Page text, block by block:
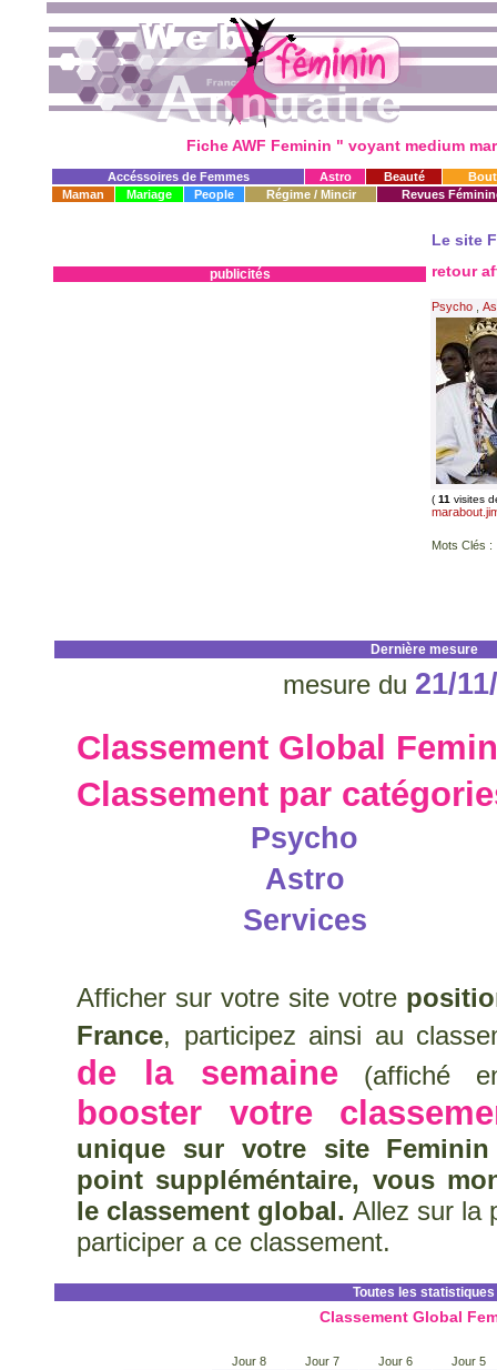
Fiche AWF Feminin " voyant medium
Accéssoires de Femmes Astro Beauté
Maman
Mariage People Régime / Mincir Revues
publicités
Le site
retour
Psycho
( 11 visites
Mots Clés :
Dernière mesure
mesure du 21/
Classement Global
Classement par
Psycho
Astro
Services
Afficher sur votre site votre
France, participez ainsi au
de la semaine (affiché
booster votre
unique sur votre site
point suppléméntaire, vous
le classement global. Allez sur la
participer a ce classement.
Toutes les statistiques
Classement Global
Jour 8 Jour 7 Jour 6 Jour 5